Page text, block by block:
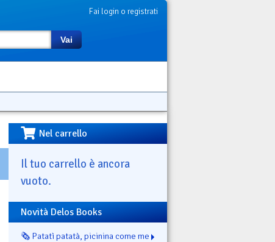
Fai login o registrati
Vai
Nel carrello
Il tuo carrello è ancora
vuoto.
Novità Delos Books
🗞️ Patatì patatà, picinina come me